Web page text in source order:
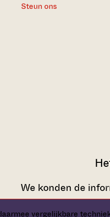
vergelijkbare
Steun ons